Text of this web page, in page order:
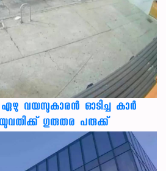
വയസുകാരന്‍ ഓടിച്ച കാര്‍
യുവതിക്ക് ഗുരുതര പരുക്ക്